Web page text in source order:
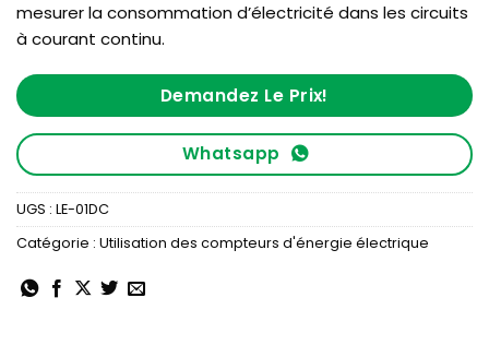
mesurer la consommation d’électricité dans les circuits
à courant continu.
Demandez Le Prix!
Whatsapp
UGS : LE-01DC
Catégorie : Utilisation des compteurs d'énergie électrique